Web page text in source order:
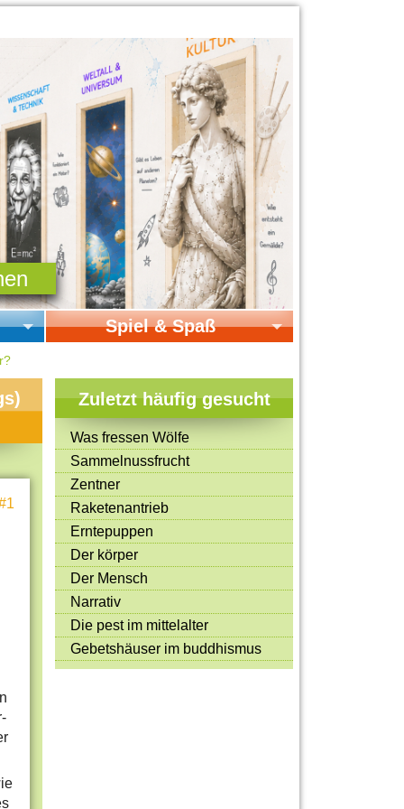
Spiel & Spaß
Online-Spiele
Mitmachen & Kreatives
Bücher & Filme
Quiz-Spiele
Spiele & Ideen
Jugendreporter
Rezeptideen
Game-Tests
Reisen, Events & Sport
E-Cards
Zuletzt häufig gesucht
Was fressen Wölfe
Sammelnussfrucht
Zentner
Raketenantrieb
Erntepuppen
Der körper
Der Mensch
Narrativ
Die pest im mittelalter
Gebetshäuser im buddhismus